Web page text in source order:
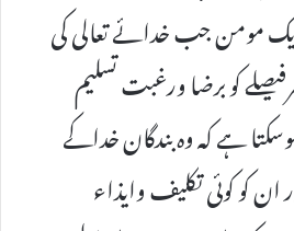
مومن جب خدائے تعالی کی
کو برضا ورغبت تسلیم
ہے کہ وہ بندگان خداکے
کو کوئی تکلیف وایذاء